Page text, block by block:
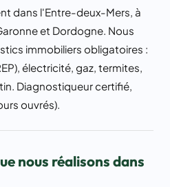
dans l'Entre-deux-Mers, à
et Dordogne. Nous
immobiliers obligatoires :
électricité, gaz, termites,
Diagnostiqueur certifié,
ouvrés).
nous réalisons dans